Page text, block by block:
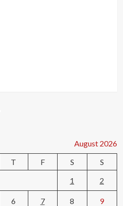
August 2026
T F S
S
1
2
6 7 8 9